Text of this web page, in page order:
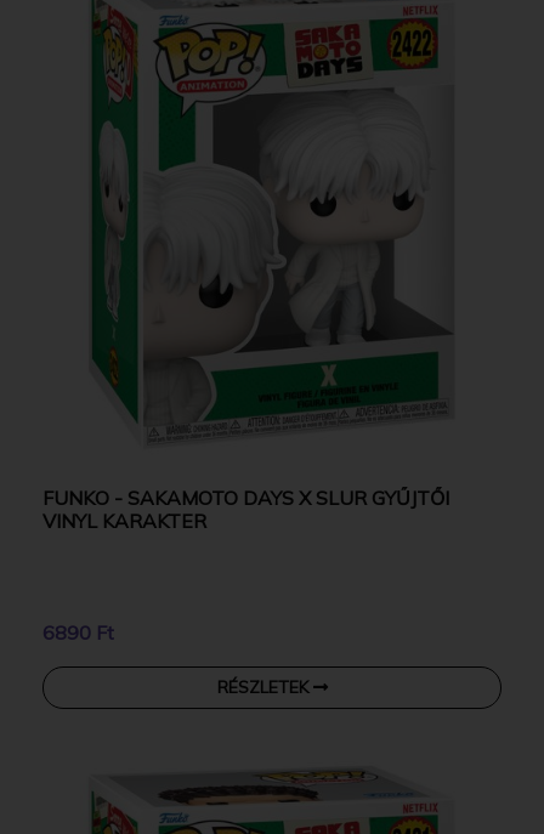
FUNKO - SAKAMOTO DAYS X SLUR GYŰJTŐI
VINYL KARAKTER
6890 Ft
RÉSZLETEK